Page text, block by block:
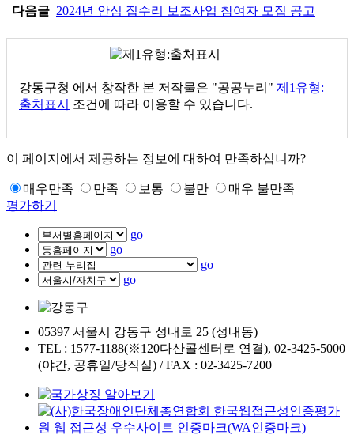
다음글 2024년 안심 집수리 보조사업 참여자 모집 공고
강동구청 에서 창작한 본 저작물은 "공공누리" 제1유형:
출처표시
조건에 따라 이용할 수 있습니다.
이 페이지에서 제공하는 정보에 대하여 만족하십니까?
매우만족 만족 보통 불만
매우 불만족
평가하기
go
go
go
go
05397 서울시 강동구 성내로 25 (성내동)
TEL : 1577-1188(※120다산콜센터로 연결), 02-3425-5000
(야간, 공휴일/당직실) / FAX : 02-3425-7200